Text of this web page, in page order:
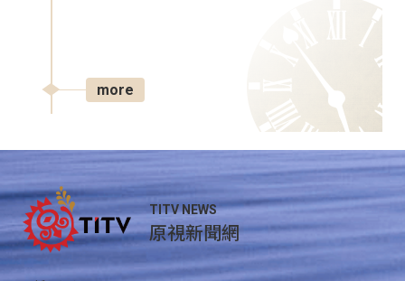
more
TITV NEWS
原視新聞網